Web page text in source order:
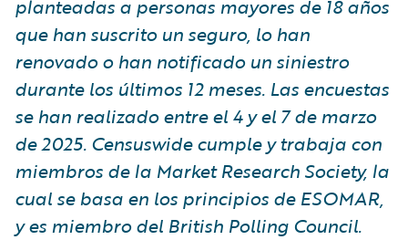
planteadas a personas mayores de 18 años
que han suscrito un seguro, lo han
renovado o han notificado un siniestro
durante los últimos 12 meses. Las encuestas
se han realizado entre el 4 y el 7 de marzo
de 2025. Censuswide cumple y trabaja con
miembros de la Market Research Society, la
cual se basa en los principios de ESOMAR,
y es miembro del British Polling Council.